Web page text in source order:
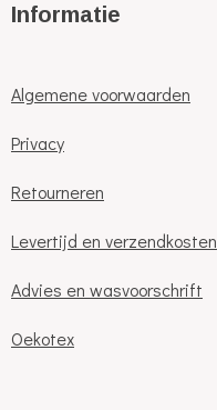
Informatie
Algemene voorwaarden
Privacy
Retourneren
Levertijd en verzendkosten
Advies en wasvoorschrift
Oekotex